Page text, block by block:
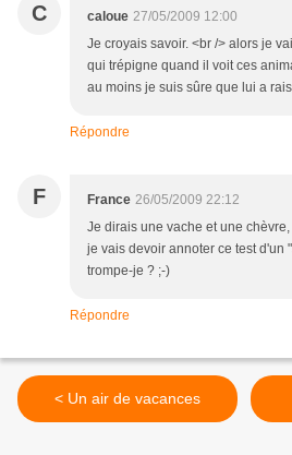
C caloue 27/05/2009 12:00
Je croyais savoir. <br /> alors je
qui trépigne quand il voit ces
au moins je suis sûre que lui a
Répondre
F France 26/05/2009 22:12
Je dirais une vache et une
je vais devoir annoter ce test d'un
trompe-je ? ;-)
Répondre
< Un air de vacances